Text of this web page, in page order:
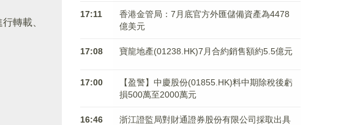
轉載、
17:11
香港金管局：7月底官方外匯儲備資產為4478
億美元
17:08 寶龍地產(01238.HK)7月合約銷售額約5.5億元
17:00
【盈警】中慶股份(01855.HK)料中期除稅後虧
損500萬至2000萬元
16:46
浙江證監局對財通證券股份有限公司採取出具